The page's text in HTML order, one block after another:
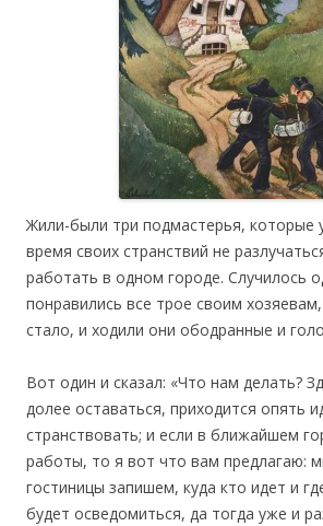
Жили-были три подмастерья, которые
время своих странствий не
работать в одном городе. Случилось
понравились все трое своим
стало, и ходили они ободранные и
Вот один и сказал: «Что нам делать?
долее оставаться, приходится опять
странствовать; и если в ближайшем
работы, то я вот что вам предлагаю:
гостиницы запишем, куда кто идет и
будет осведомиться, да тогда уже и